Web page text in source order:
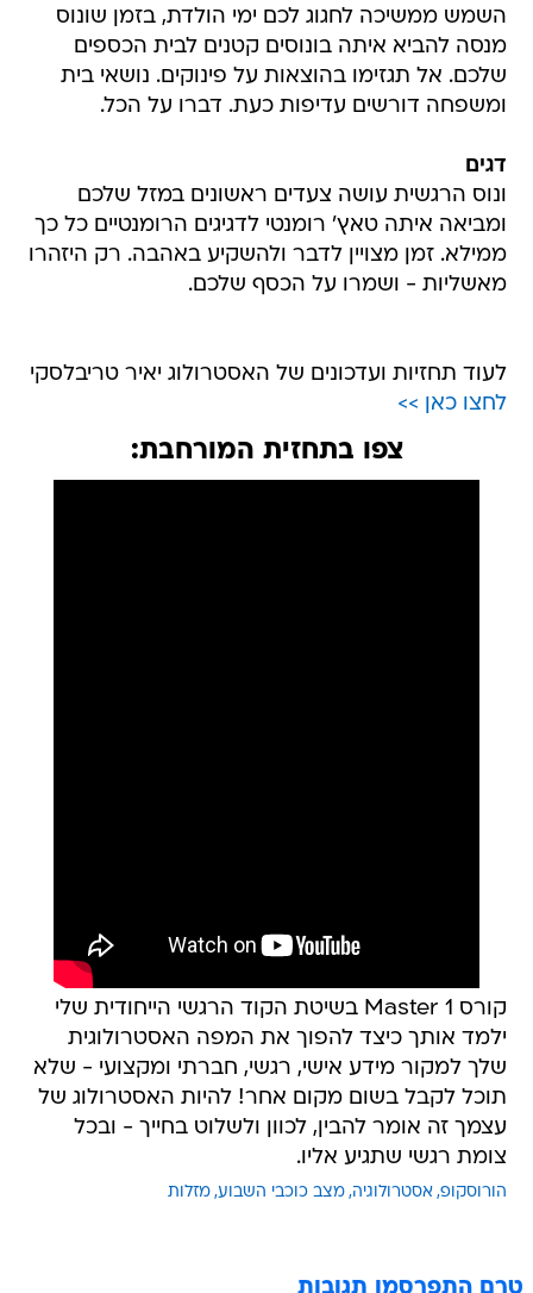
השמש ממשיכה לחגוג לכם ימי הולדת, בזמן שונוס
מנסה להביא איתה בונוסים קטנים לבית הכספים
שלכם. אל תגזימו בהוצאות על פינוקים. נושאי בית
ומשפחה דורשים עדיפות כעת. דברו על הכל.
דגים
ונוס הרגשית עושה צעדים ראשונים במזל שלכם
ומביאה איתה טאץ' רומנטי לדגיגים הרומנטיים כל כך
ממילא. זמן מצויין לדבר ולהשקיע באהבה. רק היזהרו
מאשליות - ושמרו על הכסף שלכם.
לעוד תחזיות ועדכונים של האסטרולוג יאיר טריבלסקי
לחצו כאן >>
צפו בתחזית המורחבת:
קורס Master 1 בשיטת הקוד הרגשי הייחודית שלי
ילמד אותך כיצד להפוך את המפה האסטרולוגית
שלך למקור מידע אישי, רגשי, חברתי ומקצועי - שלא
תוכל לקבל בשום מקום אחר! להיות האסטרולוג של
עצמך זה אומר להבין, לכוון ולשלוט בחייך - ובכל
צומת רגשי שתגיע אליו.
הורוסקופ אסטרולוגיה מצב כוכבי השבוע מזלות